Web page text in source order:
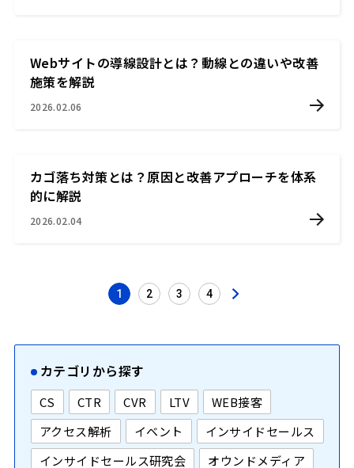
Webサイトの導線設計とは？動線との違いや改善
施策を解説
2026.02.06
カゴ落ち対策とは？原因と改善アプローチを体系
的に解説
2026.02.04
投
稿
送
1 2 3 4
カテゴリから探す
CS CTR CVR LTV
WEB接客
アクセス解析
イベント
インサイドセールス
インサイドセールス研究会
オウンドメディア